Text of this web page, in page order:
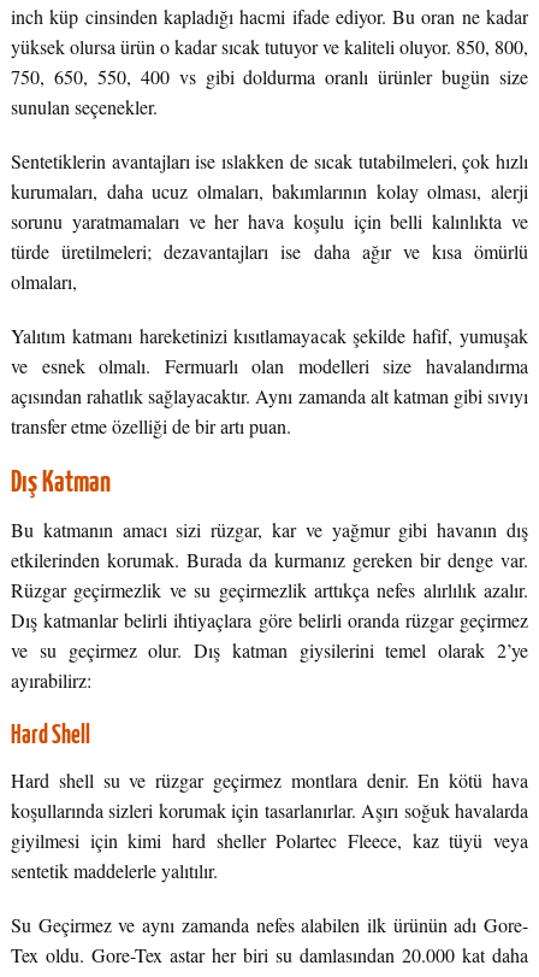
inch küp cinsinden kapladığı hacmi ifade ediyor. Bu oran ne kadar
yüksek olursa ürün o kadar sıcak tutuyor ve kaliteli oluyor. 850, 800,
750, 650, 550, 400 vs gibi doldurma oranlı ürünler bugün size
sunulan seçenekler.
Sentetiklerin avantajları ise ıslakken de sıcak tutabilmeleri, çok hızlı
kurumaları, daha ucuz olmaları, bakımlarının kolay olması, alerji
sorunu yaratmamaları ve her hava koşulu için belli kalınlıkta ve
türde üretilmeleri; dezavantajları ise daha ağır ve kısa ömürlü
olmaları,
Yalıtım katmanı hareketinizi kısıtlamayacak şekilde hafif, yumuşak
ve esnek olmalı. Fermuarlı olan modelleri size havalandırma
açısından rahatlık sağlayacaktır. Aynı zamanda alt katman gibi sıvıyı
transfer etme özelliği de bir artı puan.
Dış Katman
Bu katmanın amacı sizi rüzgar, kar ve yağmur gibi havanın dış
etkilerinden korumak. Burada da kurmanız gereken bir denge var.
Rüzgar geçirmezlik ve su geçirmezlik arttıkça nefes alırlılık azalır.
Dış katmanlar belirli ihtiyaçlara göre belirli oranda rüzgar geçirmez
ve su geçirmez olur. Dış katman giysilerini temel olarak 2’ye
ayırabilirz:
Hard Shell
Hard shell su ve rüzgar geçirmez montlara denir. En kötü hava
koşullarında sizleri korumak için tasarlanırlar. Aşırı soğuk havalarda
giyilmesi için kimi hard sheller Polartec Fleece, kaz tüyü veya
sentetik maddelerle yalıtılır.
Su Geçirmez ve aynı zamanda nefes alabilen ilk ürünün adı Gore-
Tex oldu. Gore-Tex astar her biri su damlasından 20.000 kat daha